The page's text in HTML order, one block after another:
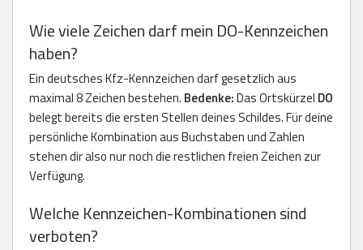
Wie viele Zeichen darf mein DO-Kennzeichen
haben?
Ein deutsches Kfz-Kennzeichen darf gesetzlich aus
maximal 8 Zeichen bestehen. Bedenke:Das Ortskürzel DO
belegt bereits die ersten Stellen deines Schildes. Für deine
persönliche Kombination aus Buchstaben und Zahlen
stehen dir also nur noch die restlichen freien Zeichen zur
Verfügung.
Welche Kennzeichen-Kombinationen sind
verboten?